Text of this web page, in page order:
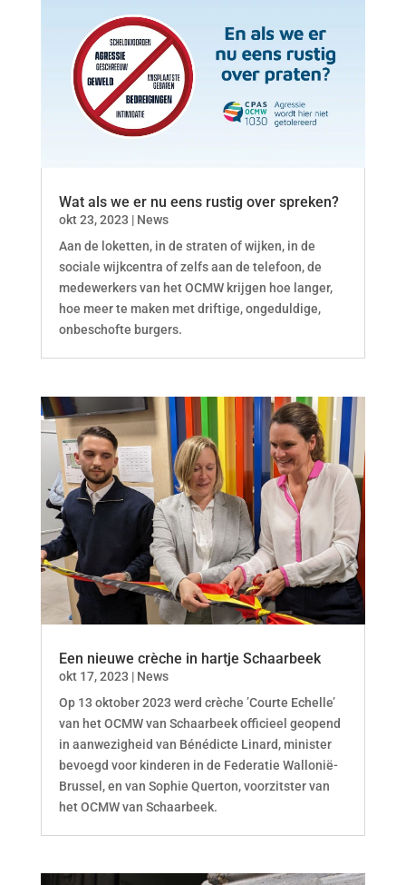
Wat als we er nu eens rustig over spreken?
okt 23, 2023 | News
Aan de loketten, in de straten of wijken, in de
sociale wijkcentra of zelfs aan de telefoon, de
medewerkers van het OCMW krijgen hoe langer,
hoe meer te maken met driftige, ongeduldige,
onbeschofte burgers.
Een nieuwe crèche in hartje Schaarbeek
okt 17, 2023 | News
Op 13 oktober 2023 werd crèche ’Courte Echelle’
van het OCMW van Schaarbeek officieel geopend
in aanwezigheid van Bénédicte Linard, minister
bevoegd voor kinderen in de Federatie Wallonië-
Brussel, en van Sophie Querton, voorzitster van
het OCMW van Schaarbeek.